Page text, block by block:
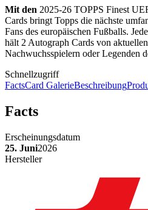
Mit den 2025-26 TOPPS Finest
Cards bringt Topps die nächste
Fans des europäischen Fußballs.
hält 2 Autograph Cards von
Nachwuchsspielern oder Legenden
Schnellzugriff
FactsCard GalerieBeschreibung
Facts
Erscheinungsdatum
25. Juni2026
Hersteller